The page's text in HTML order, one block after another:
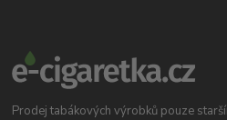
Prodej tabákových výrobků pouze